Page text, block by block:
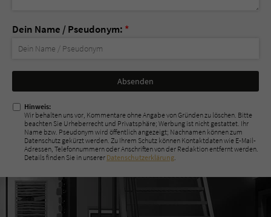
Dein Name / Pseudonym: *
Nicht
ausfüllen!
Hinweis:
Wir behalten uns vor, Kommentare ohne Angabe von Gründen zu löschen. Bitte
beachten Sie Urheberrecht und Privatsphäre; Werbung ist nicht gestattet. Ihr
Name bzw. Pseudonym wird öffentlich angezeigt; Nachnamen können zum
Datenschutz gekürzt werden. Zu Ihrem Schutz können Kontaktdaten wie E-Mail-
Adressen, Telefonnummern oder Anschriften von der Redaktion entfernt werden.
Details finden Sie in unserer Datenschutzerklärung.